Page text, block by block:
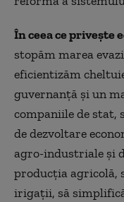
În ceea ce privește
stopăm marea
eficientizăm
guvernanță și un
companiile de stat,
de dezvoltare
agro-industriale și
producția agricolă,
irigații, să